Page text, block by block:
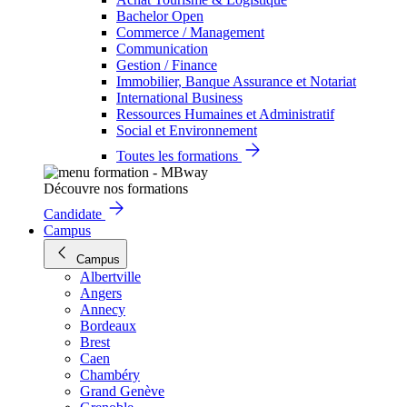
Bachelor Open
Commerce / Management
Communication
Gestion / Finance
Immobilier, Banque Assurance et Notariat
International Business
Ressources Humaines et Administratif
Social et Environnement
Toutes les formations
Découvre nos formations
Candidate
Campus
Campus
Albertville
Angers
Annecy
Bordeaux
Brest
Caen
Chambéry
Grand Genève